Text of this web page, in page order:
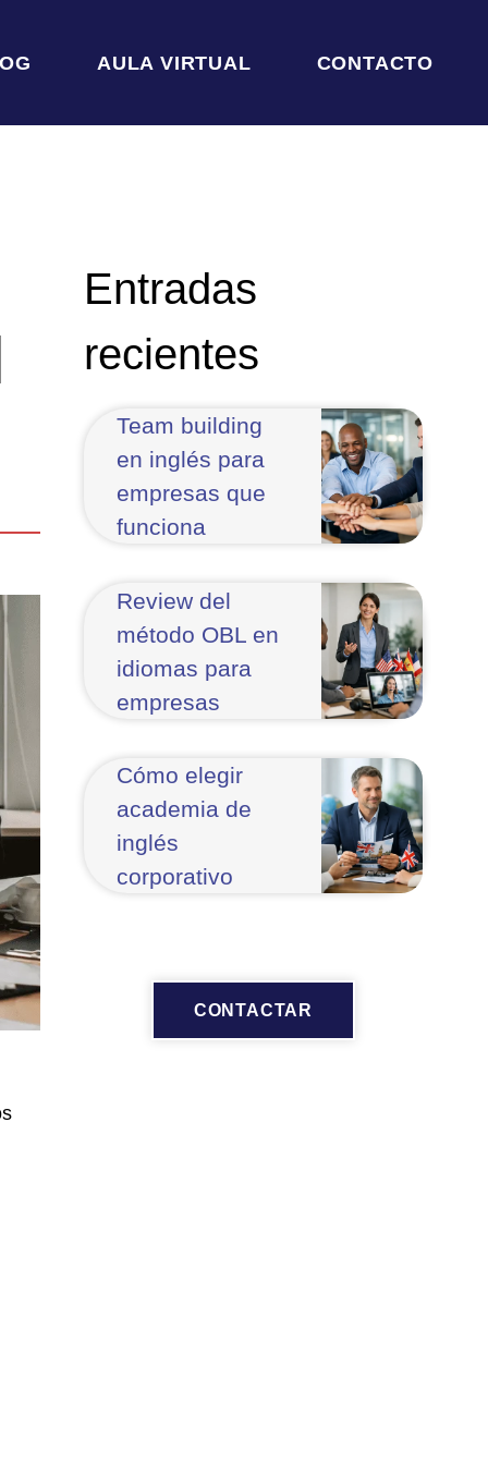
AULA VIRTUAL CONTACTO
Entradas
recientes
Team building
en inglés para
empresas que
funciona
Review del
método OBL en
idiomas para
empresas
Cómo elegir
academia de
inglés
corporativo
CONTACTAR